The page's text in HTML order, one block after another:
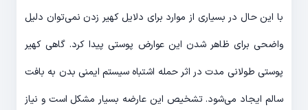
با این حال در بسیاری از موارد برای دلایل کهیر زدن نمی‌توان دلیل
واضحی برای ظاهر شدن این عوارض پوستی پیدا کرد. گاهی کهیر
پوستی طولانی مدت در اثر حمله اشتباه سیستم ایمنی بدن به بافت
سالم ایجاد می‌شود. تشخیص این عارضه بسیار مشکل است و نیاز